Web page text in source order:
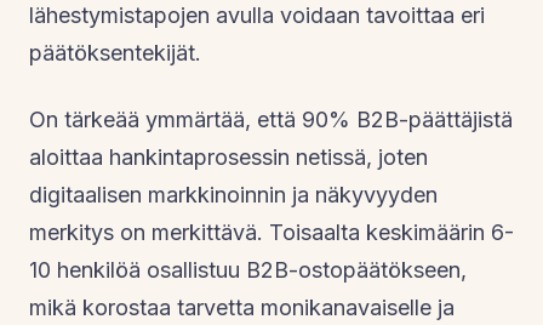
lähestymistapojen avulla voidaan tavoittaa eri
päätöksentekijät.
On tärkeää ymmärtää, että 90% B2B-päättäjistä
aloittaa hankintaprosessin netissä, joten
digitaalisen markkinoinnin ja näkyvyyden
merkitys on merkittävä. Toisaalta keskimäärin 6-
10 henkilöä osallistuu B2B-ostopäätökseen,
mikä korostaa tarvetta monikanavaiselle ja